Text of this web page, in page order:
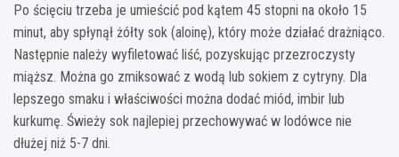
Po ścięciu trzeba je umieścić pod kątem 45 stopni na około 15
minut, aby spłynął żółty sok (aloinę), który może działać drażniąco.
Następnie należy wyfiletować liść, pozyskując przezroczysty
miąższ. Można go zmiksować z wodą lub sokiem z cytryny. Dla
lepszego smaku i właściwości można dodać miód, imbir lub
kurkumę. Świeży sok najlepiej przechowywać w lodówce nie
dłużej niż 5-7 dni.